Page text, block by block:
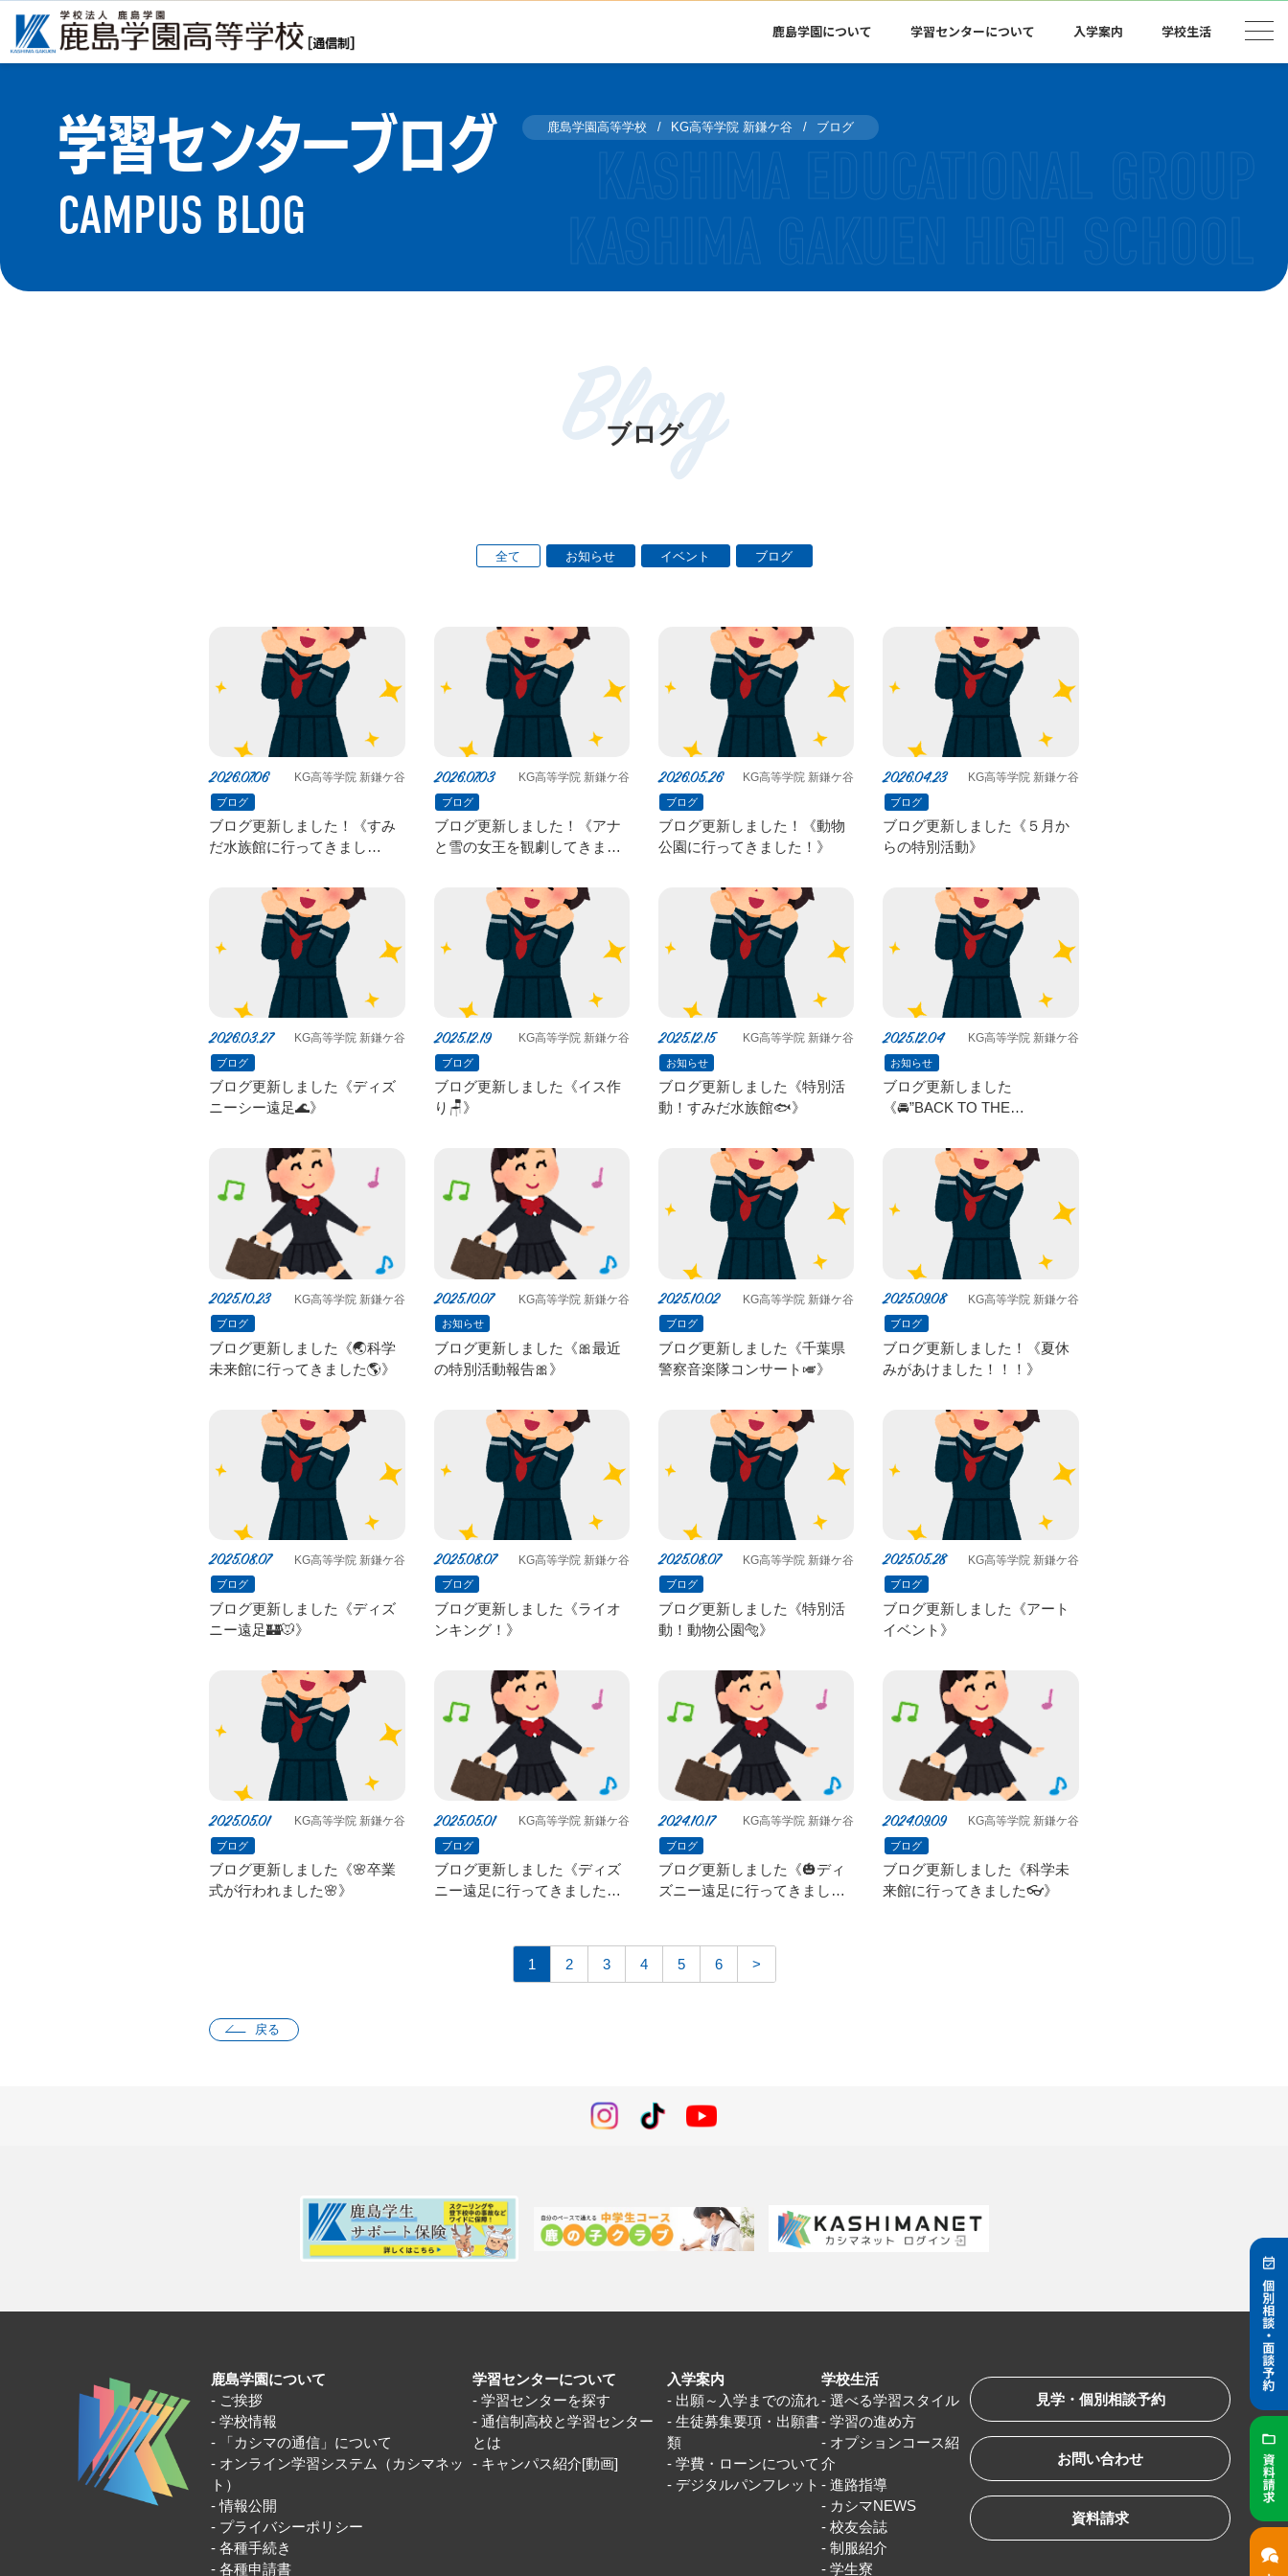
鹿島学園について 学習センターについて 入学案内 学校生活
学習センターブログ
CAMPUS BLOG
鹿島学園高等学校 KG高等学院 新鎌ケ谷 ブログ
ブログ
Blog
全て お知らせ イベント ブログ
2026.07.06 KG高等学院 新鎌ケ谷
ブログ
ブログ更新しました！《すみ
だ水族館に行ってきまし
2026.07.03 KG高等学院 新鎌ケ谷
ブログ
ブログ更新しました！《アナ
と雪の女王を観劇してきまし
2026.05.26 KG高等学院 新鎌ケ谷
ブログ
ブログ更新しました！《動物
公園に行ってきました！》
2026.04.23 KG高等学院 新鎌ケ谷
ブログ
ブログ更新しました《５月か
らの特別活動》
2026.03.27 KG高等学院 新鎌ケ谷
ブログ
ブログ更新しました《ディズ
ニーシー遠足🌊》
2025.12.19 KG高等学院 新鎌ケ谷
ブログ
ブログ更新しました《イス作
り🪑》
2025.12.15 KG高等学院 新鎌ケ谷
お知らせ
ブログ更新しました《特別活
動！すみだ水族館🐟️》
2025.12.04 KG高等学院 新鎌ケ谷
お知らせ
ブログ更新しました
《🚘️”BACK TO THE
2025.10.23 KG高等学院 新鎌ケ谷
ブログ
ブログ更新しました《🌏️科学
未来館に行ってきました🌎️》
2025.10.07 KG高等学院 新鎌ケ谷
お知らせ
ブログ更新しました《🎀最近
の特別活動報告🎀》
2025.10.02 KG高等学院 新鎌ケ谷
ブログ
ブログ更新しました《千葉県
警察音楽隊コンサート🎺》
2025.09.08 KG高等学院 新鎌ケ谷
ブログ
ブログ更新しました！《夏休
みがあけました！！！》
2025.08.07 KG高等学院 新鎌ケ谷
ブログ
ブログ更新しました《ディズ
ニー遠足🏰🐭》
2025.08.07 KG高等学院 新鎌ケ谷
ブログ
ブログ更新しました《ライオ
ンキング！》
2025.08.07 KG高等学院 新鎌ケ谷
ブログ
ブログ更新しました《特別活
動！動物公園🐅》
2025.05.28 KG高等学院 新鎌ケ谷
ブログ
ブログ更新しました《アート
イベント》
2025.05.01 KG高等学院 新鎌ケ谷
ブログ
ブログ更新しました《🌸卒業
式が行われました🌸》
2025.05.01 KG高等学院 新鎌ケ谷
ブログ
ブログ更新しました《ディズ
ニー遠足に行ってきました
2024.10.17 KG高等学院 新鎌ケ谷
ブログ
ブログ更新しました《🎃ディ
ズニー遠足に行ってきました
2024.09.09 KG高等学院 新鎌ケ谷
ブログ
ブログ更新しました《科学未
来館に行ってきました👓》
1 2 3 4 5 6 >
戻る
鹿島学園について
ご挨拶
学校情報
「カシマの通信」について
オンライン学習システム（カシマネッ
ト）
情報公開
プライバシーポリシー
各種手続き
各種申請書
学習センターについて
学習センターを探す
通信制高校と学習センター
とは
キャンパス紹介[動画]
入学案内
出願～入学までの流れ
生徒募集要項・出願書
類
学費・ローンについて
デジタルパンフレット
学校生活
選べる学習スタイル
学習の進め方
オプションコース紹
介
進路指導
カシマNEWS
校友会誌
制服紹介
学生寮
見学・個別相談予約
お問い合わせ
資料請求